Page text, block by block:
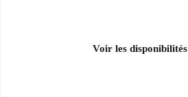
Voir les disponibilités